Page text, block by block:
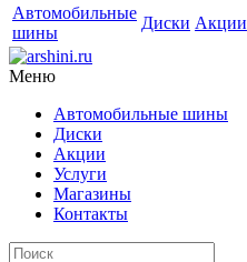
Автомобильные
шины
Диски Акции
Меню
Автомобильные шины
Диски
Акции
Услуги
Магазины
Контакты